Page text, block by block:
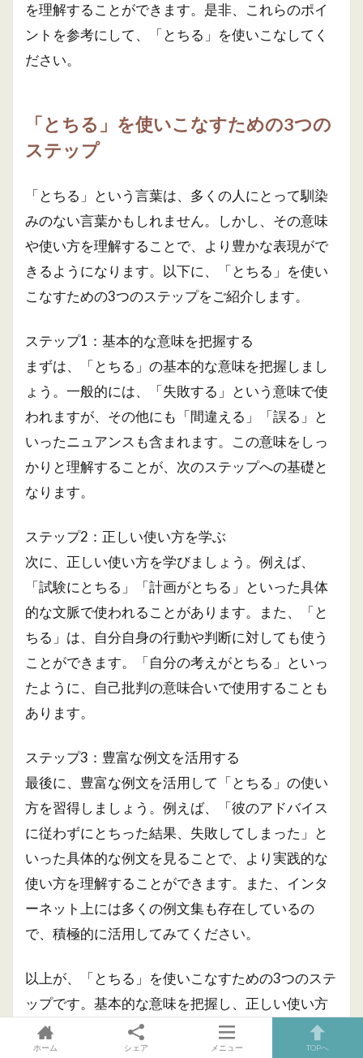
を理解することができます。是非、これらのポイ
ントを参考にして、「とちる」を使いこなしてく
ださい。
「とちる」を使いこなすための3つの
ステップ
「とちる」という言葉は、多くの人にとって馴染
みのない言葉かもしれません。しかし、その意味
や使い方を理解することで、より豊かな表現がで
きるようになります。以下に、「とちる」を使い
こなすための3つのステップをご紹介します。
ステップ1：基本的な意味を把握する
まずは、「とちる」の基本的な意味を把握しまし
ょう。一般的には、「失敗する」という意味で使
われますが、その他にも「間違える」「誤る」と
いったニュアンスも含まれます。この意味をしっ
かりと理解することが、次のステップへの基礎と
なります。
ステップ2：正しい使い方を学ぶ
次に、正しい使い方を学びましょう。例えば、
「試験にとちる」「計画がとちる」といった具体
的な文脈で使われることがあります。また、「と
ちる」は、自分自身の行動や判断に対しても使う
ことができます。「自分の考えがとちる」といっ
たように、自己批判の意味合いで使用することも
あります。
ステップ3：豊富な例文を活用する
最後に、豊富な例文を活用して「とちる」の使い
方を習得しましょう。例えば、「彼のアドバイス
に従わずにとちった結果、失敗してしまった」と
いった具体的な例文を見ることで、より実践的な
使い方を理解することができます。また、インタ
ーネット上には多くの例文集も存在しているの
で、積極的に活用してみてください。
以上が、「とちる」を使いこなすための3つのステ
ップです。基本的な意味を把握し、正しい使い方
を学び、豊富な例文を活用することで、より自然
な表現ができるようになります。ぜひこれらのス
ホーム シェア メニュー TOPへ